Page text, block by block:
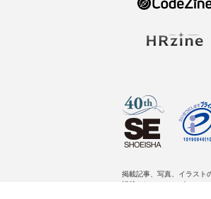
掲載記事、写真、イラスト
記載されているロゴ、シス